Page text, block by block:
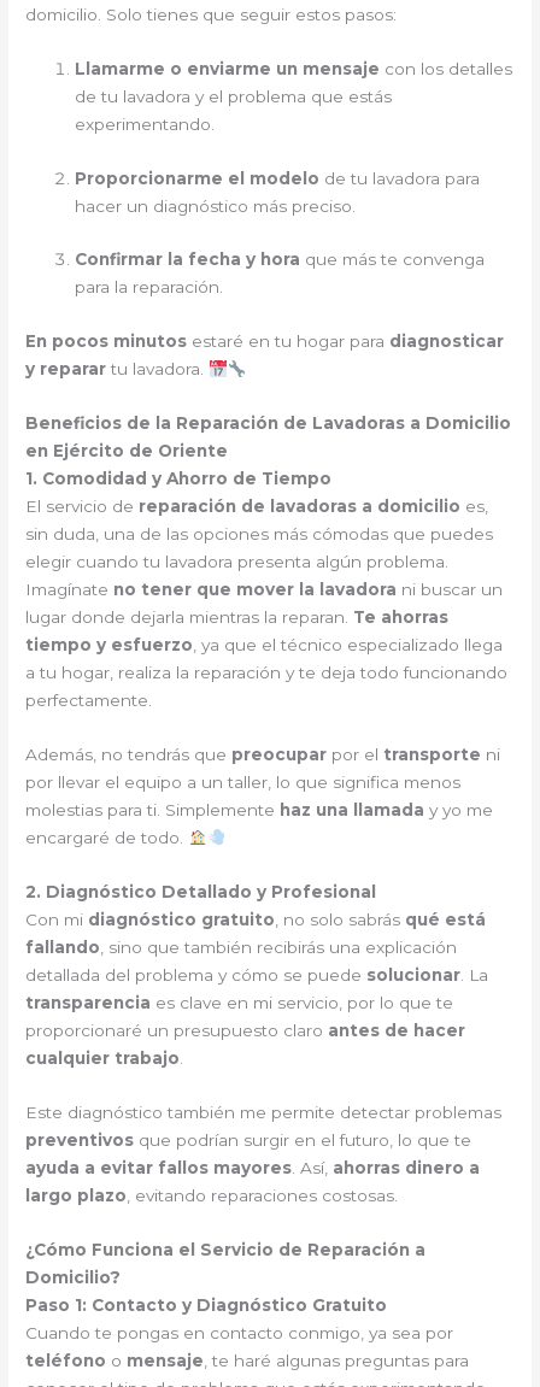
domicilio. Solo tienes que seguir estos pasos:
Llamarme o enviarme un mensaje con los detalles
de tu lavadora y el problema que estás
experimentando.
Proporcionarme el modelo de tu lavadora para
hacer un diagnóstico más preciso.
Confirmar la fecha y hora que más te convenga
para la reparación.
En pocos minutos estaré en tu hogar para diagnosticar
y reparartu lavadora.
Beneficios de la Reparación de Lavadoras a Domicilio
en Ejército de Oriente
1. Comodidad y Ahorro de Tiempo
El servicio de reparación de lavadoras a domicilio es,
sin duda, una de las opciones más cómodas que puedes
elegir cuando tu lavadora presenta algún problema.
Imagínate no tener que mover la lavadora ni buscar un
lugar donde dejarla mientras la reparan. Te ahorras
tiempo y esfuerzo , ya que el técnico especializado llega
a tu hogar, realiza la reparación y te deja todo funcionando
perfectamente.
Además, no tendrás que preocupar por el transporte ni
por llevar el equipo a un taller, lo que significa menos
molestias para ti. Simplemente haz una llamada y yo me
encargaré de todo.
2. Diagnóstico Detallado y Profesional
Con mi diagnóstico gratuito , no solo sabrás qué está
fallando , sino que también recibirás una explicación
detallada del problema y cómo se puede solucionar . La
transparencia es clave en mi servicio, por lo que te
proporcionaré un presupuesto claro antes de hacer
cualquier trabajo
Este diagnóstico también me permite detectar problemas
preventivos que podrían surgir en el futuro, lo que te
ayuda a evitar fallos mayores . Así, ahorras dinero a
largo plazo , evitando reparaciones costosas.
¿Cómo Funciona el Servicio de Reparación a
Domicilio?
Paso 1: Contacto y Diagnóstico Gratuito
Cuando te pongas en contacto conmigo, ya sea por
teléfono o mensaje , te haré algunas preguntas para